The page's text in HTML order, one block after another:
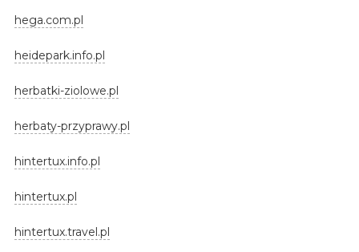
hega.com.pl
heidepark.info.pl
herbatki-ziolowe.pl
herbaty-przyprawy.pl
hintertux.info.pl
hintertux.pl
hintertux.travel.pl